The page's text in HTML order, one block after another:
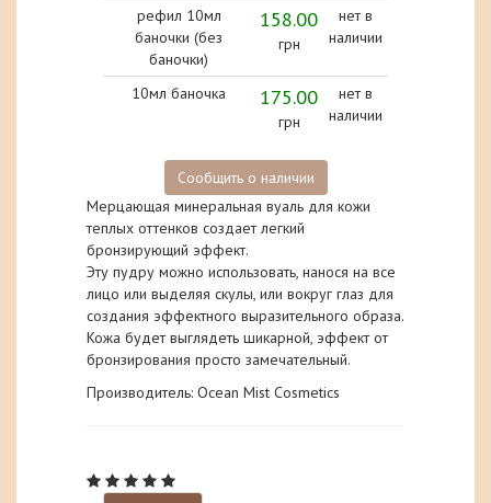
рефил 10мл
баночки (без
баночки)
158.00
грн
нет в
наличии
10мл баночка 175.00
грн
нет в
наличии
Сообщить о наличии
Мерцающая минеральная вуаль для кожи
теплых оттенков создает легкий
бронзирующий эффект.
Эту пудру можно использовать, нанося на все
лицо или выделяя скулы, или вокруг глаз для
создания эффектного выразительного образа.
Кожа будет выглядеть шикарной, эффект от
бронзирования просто замечательный.
Производитель: Ocean Mist Cosmetics